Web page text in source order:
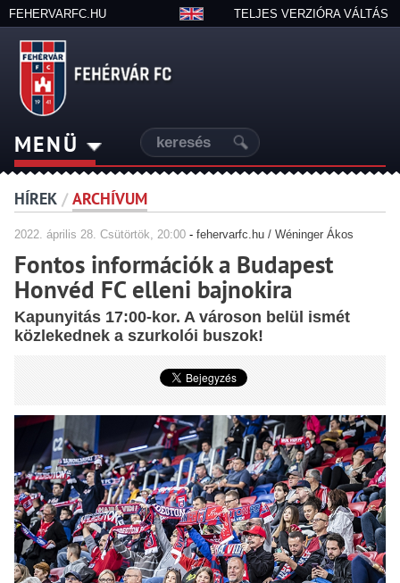
FEHERVARFC.HU TELJES VERZIÓRA VÁLTÁS
MENÜ
HÍREK / ARCHÍVUM
2022. április 28. Csütörtök, 20:00- fehervarfc.hu / Wéninger Ákos
Fontos információk a Budapest
Honvéd FC elleni bajnokira
Kapunyitás 17:00-kor. A városon belül ismét
közlekednek a szurkolói buszok!